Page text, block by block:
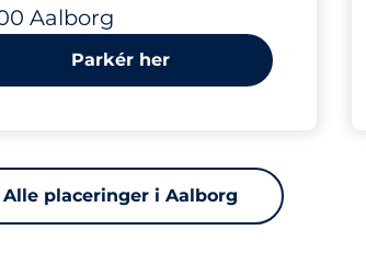
Aalborg
Parkér her
Alle placeringer i Aalborg